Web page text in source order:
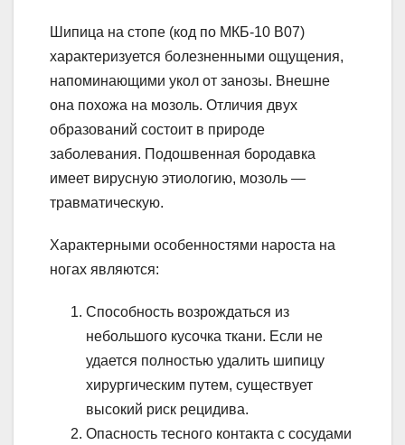
Шипица на стопе (код по МКБ-10 В07)
характеризуется болезненными ощущения,
напоминающими укол от занозы. Внешне
она похожа на мозоль. Отличия двух
образований состоит в природе
заболевания. Подошвенная бородавка
имеет вирусную этиологию, мозоль —
травматическую.
Характерными особенностями нароста на
ногах являются:
Способность возрождаться из
небольшого кусочка ткани. Если не
удается полностью удалить шипицу
хирургическим путем, существует
высокий риск рецидива.
Опасность тесного контакта с сосудами